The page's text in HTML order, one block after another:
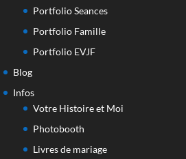
Portfolio Seances
Portfolio Famille
Portfolio EVJF
Blog
Infos
Votre Histoire et Moi
Photobooth
Livres de mariage